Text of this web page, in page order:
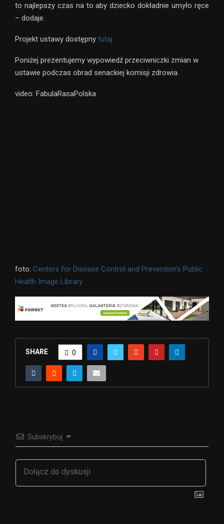
to najlepszy czas na to aby dziecko dokładnie umyło ręce
– dodaje.
Projekt ustawy dostępny tutaj
Poniżej prezentujemy wypowiedź przeciwniczki zmian w
ustawie podczas obrad senackiej komisji zdrowia.
video: FabulaRasaPolska
foto: Centers for Disease Control and Prevention’s Public
Health Image Library
SHARE 0
Subskrybuj